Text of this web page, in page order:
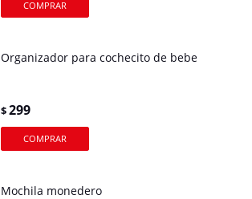
Organizador para cochecito de bebe
$299
Mochila monedero